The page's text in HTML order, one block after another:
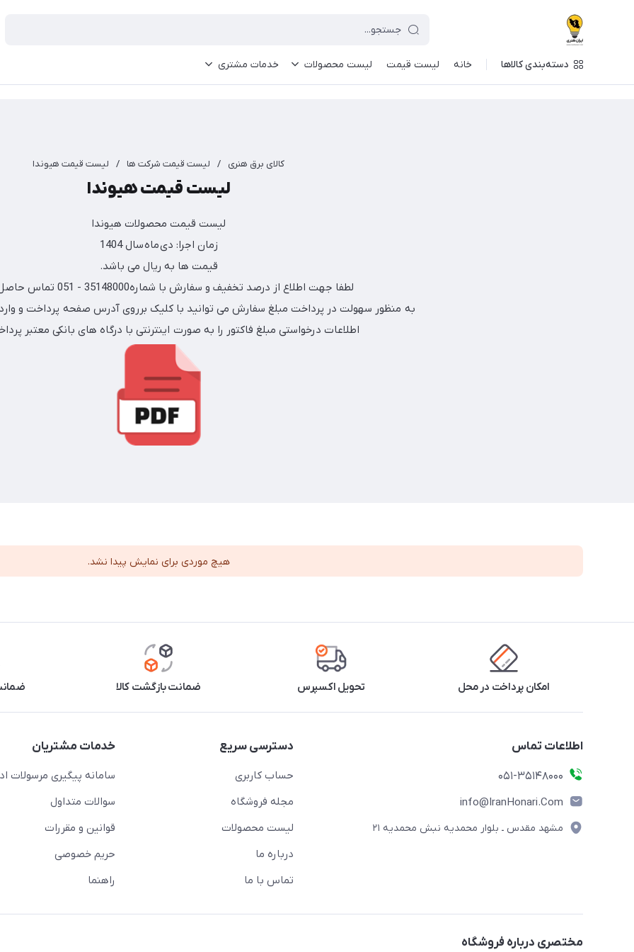
دسته‌بندی کالاها خانه لیست قیمت لیست محصولات خدمات مشتری
کالای برق هنری / لیست قیمت شرکت ها / لیست قیمت هیوندا
لیست قیمت هیوندا
لیست قیمت محصولات هیوندا
زمان اجرا: دی ماه سال 1404
قیمت ها به ریال می باشد.
لطفا جهت اطلاع از درصد تخفیف و سفارش با شماره35148000 - 051 تماس حاصل نمائید.
به منظور سهولت در پرداخت مبلغ سفارش می توانید با کلیک برروی آدرس صفحه پرداخت و
اطلاعات درخواستی مبلغ فاکتور را به صورت اینترنتی با درگاه های بانکی معتبر
هیچ موردی برای نمایش پیدا نشد.
امکان پرداخت در محل تحویل اکسپرس ضمانت بازگشت کالا
اطلاعات تماس
۰۵۱-۳۵۱۴۸۰۰۰
info@IranHonari.Com
مشهد مقدس ـ بلوار محمدیه نبش محمدیه ۲۱
دسترسی سریع
حساب کاربری
مجله فروشگاه
لیست محصولات
درباره ما
تماس با ما
خدمات مشتریان
سامانه پیگیری مرسولات
سوالات متداول
قوانین و مقررات
حریم خصوصی
راهنما
مختصری درباره فروشگاه